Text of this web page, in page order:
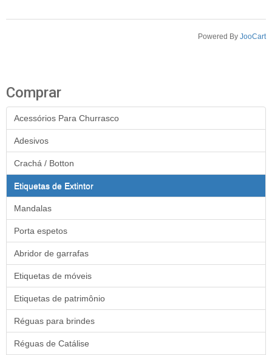
Powered By JooCart
Comprar
Acessórios Para Churrasco
Adesivos
Crachá / Botton
Etiquetas de Extintor
Mandalas
Porta espetos
Abridor de garrafas
Etiquetas de móveis
Etiquetas de patrimônio
Réguas para brindes
Réguas de Catálise